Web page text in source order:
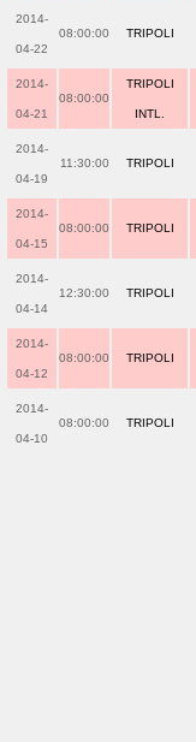
2014-
04-22
08:00:00 TRIPOLI
2014-
04-21
08:00:00
TRIPOLI
INTL.
2014-
04-19
11:30:00 TRIPOLI
2014-
04-15
08:00:00 TRIPOLI
2014-
04-14
12:30:00 TRIPOLI
2014-
04-12
08:00:00 TRIPOLI
2014-
04-10
08:00:00 TRIPOLI